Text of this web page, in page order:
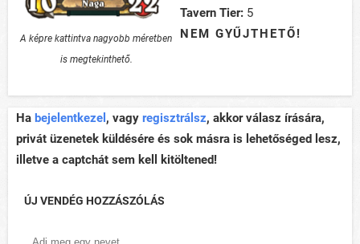
A képre kattintva nagyobb méretben
is megtekinthető.
Tavern Tier: 5
NEM GYŰJTHETŐ!
Ha bejelentkezel , vagy regisztrálsz, akkor válasz írására,
privát üzenetek küldésére és sok másra is lehetőséged lesz,
illetve a captchát sem kell kitöltened!
ÚJ VENDÉG HOZZÁSZÓLÁS